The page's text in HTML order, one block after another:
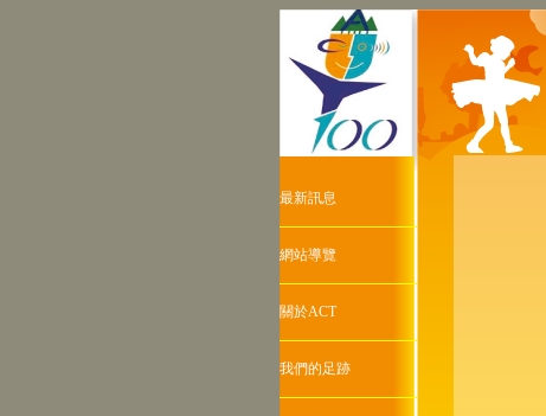
最新訊息
網站導覽
關於ACT
我們的足跡